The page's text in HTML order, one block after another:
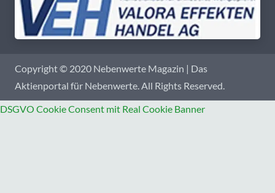
Copyright © 2020 Nebenwerte Magazin | Das
Aktienportal für Nebenwerte. All Rights Reserved.
DSGVO Cookie Consent mit Real Cookie Banner